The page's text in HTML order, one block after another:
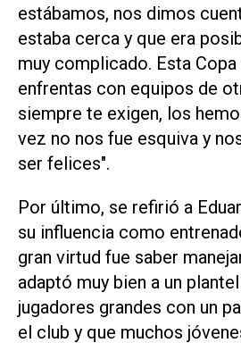
estábamos, nos dimos
estaba cerca y que era
muy complicado. Esta
enfrentas con equipos de
siempre te exigen, los
vez no nos fue esquiva y
ser felices".
Por último, se refirió a
su influencia como
gran virtud fue saber
adaptó muy bien a un
jugadores grandes con un
el club y que muchos